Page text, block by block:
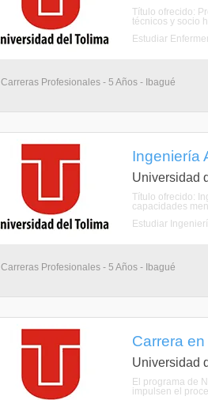
Título ofrecido:
técnicos y socio
Estudiar
Carreras Profesionales - 5 Años - Ibagué
Ingeniería
Universidad
Título ofrecido:
capacidades
Estudiar
Carreras Profesionales - 5 Años - Ibagué
Carrera
Universidad
El programa de
impulsen el